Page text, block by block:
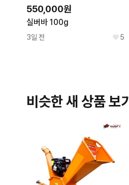
550,000원
실버바 100g
3일 전 5
비슷한 새 상품 보기